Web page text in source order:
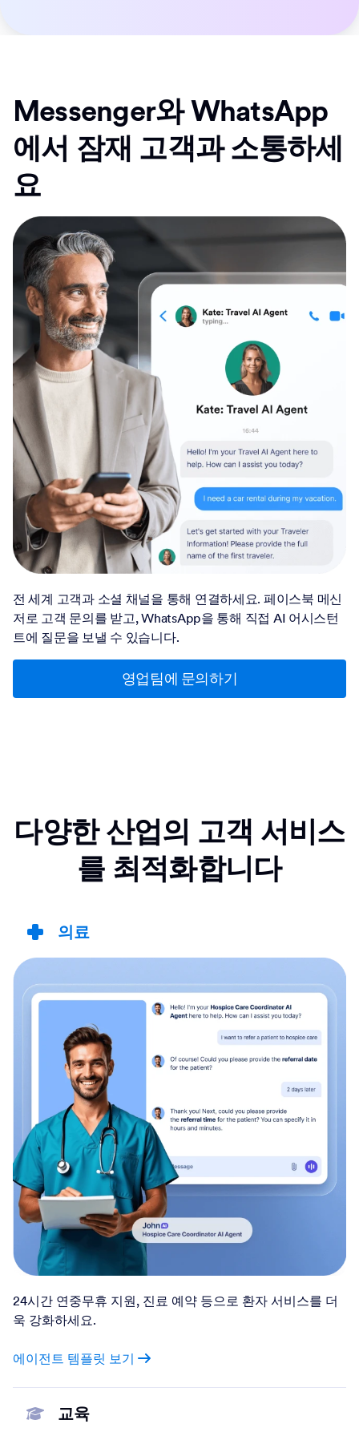
Messenger와 WhatsApp
에서 잠재 고객과 소통하세
요
전 세계 고객과 소셜 채널을 통해 연결하세요. 페이스북 메신
저로 고객 문의를 받고, WhatsApp을 통해 직접 AI 어시스턴
트에 질문을 보낼 수 있습니다.
영업팀에 문의하기
다양한 산업의 고객 서비스
를 최적화합니다
의료
24시간 연중무휴 지원, 진료 예약 등으로 환자 서비스를 더
욱 강화하세요.
에이전트 템플릿 보기
교육